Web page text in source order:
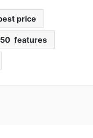
price
features